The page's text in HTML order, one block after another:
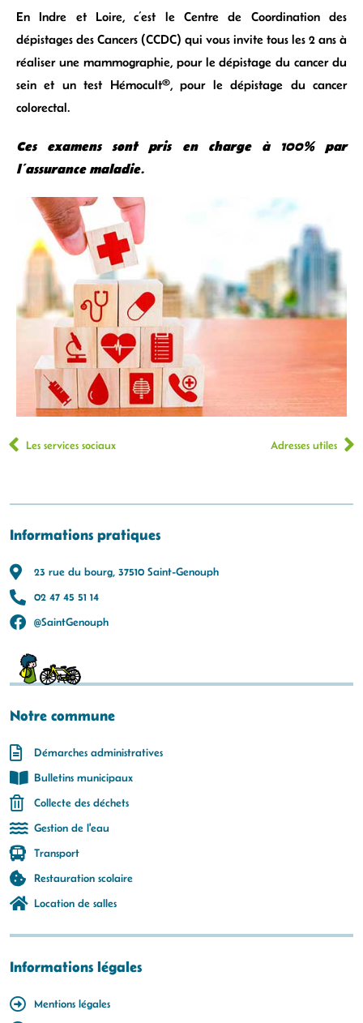
En Indre et Loire, c’est le Centre de Coordination des
dépistages des Cancers (CCDC) qui vous invite tous les 2 ans à
réaliser une mammographie, pour le dépistage du cancer du
sein et un test Hémocult®, pour le dépistage du cancer
colorectal.
Ces examens sont pris en charge à 100% par
l’assurance maladie.
Les services sociaux Adresses utiles
Informations pratiques
23 rue du bourg, 37510 Saint-Genouph
02 47 45 51 14
@SaintGenouph
Notre commune
Démarches administratives
Bulletins municipaux
Collecte des déchets
Gestion de l'eau
Transport
Restauration scolaire
Location de salles
Informations légales
Mentions légales